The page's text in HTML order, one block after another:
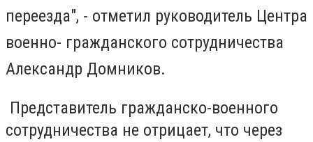
переезда", - отметил руководитель Центра
военно- гражданского сотрудничества
Александр Домников.
Представитель гражданско-военного
сотрудничества не отрицает, что через